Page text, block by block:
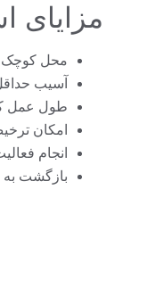
مزایای
محل کوچک تر برش
آسیب
طول عمل
امکان
انجام
بازگشت به کار